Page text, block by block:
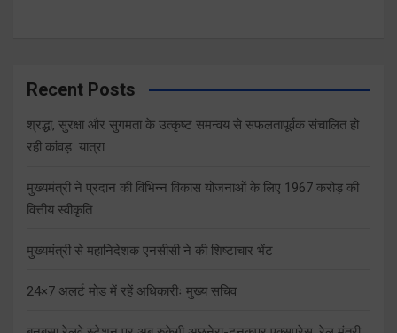
Recent Posts
श्रद्धा, सुरक्षा और सुगमता के उत्कृष्ट समन्वय से सफलतापूर्वक संचालित हो
रही कांवड़ यात्रा
मुख्यमंत्री ने प्रदान की विभिन्न विकास योजनाओं के लिए 1967 करोड़ की
वित्तीय स्वीकृति
मुख्यमंत्री से महानिदेशक एनसीसी ने की शिष्टाचार भेंट
24×7 अलर्ट मोड में रहें अधिकारीः मुख्य सचिव